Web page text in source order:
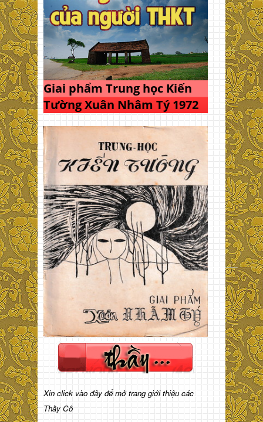
Giai phẩm Trung học Kiến
Tường Xuân Nhâm Tý 1972
Xin click vào đây để mở trang giới thiệu các
Thầy Cô